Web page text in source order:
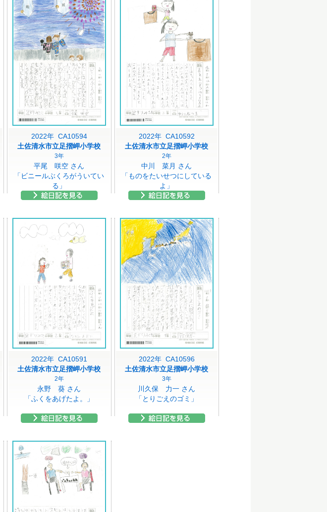
2022年 CA10594
土佐清水市立足摺岬小学校
3年
平尾 咲空 さん
「ビニールぶくろがういてい
る」
2022年 CA10592
土佐清水市立足摺岬小学校
2年
中川 菜月 さん
「ものをたいせつにしている
よ」
2022年 CA10591
土佐清水市立足摺岬小学校
2年
永野 葵 さん
「ふくをあげたよ。」
2022年 CA10596
土佐清水市立足摺岬小学校
3年
川久保 力一 さん
「とりごえのゴミ」